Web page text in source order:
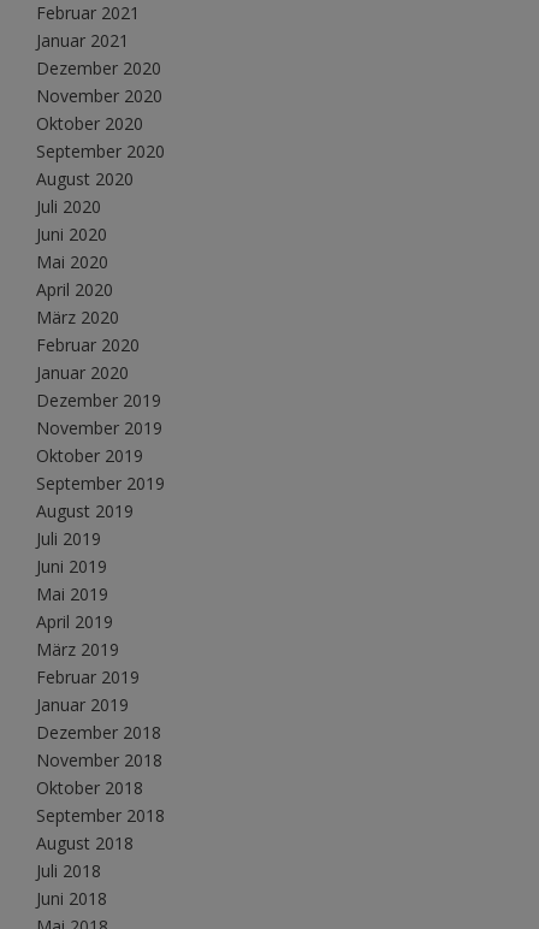
Februar 2021
Januar 2021
Dezember 2020
November 2020
Oktober 2020
September 2020
August 2020
Juli 2020
Juni 2020
Mai 2020
April 2020
März 2020
Februar 2020
Januar 2020
Dezember 2019
November 2019
Oktober 2019
September 2019
August 2019
Juli 2019
Juni 2019
Mai 2019
April 2019
März 2019
Februar 2019
Januar 2019
Dezember 2018
November 2018
Oktober 2018
September 2018
August 2018
Juli 2018
Juni 2018